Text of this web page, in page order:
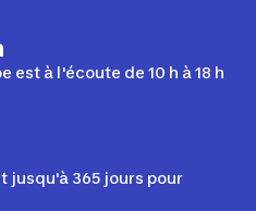
est à l'écoute de 10 h à 18 h
jusqu'à 365 jours pour